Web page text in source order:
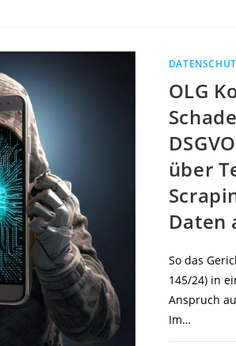
OLG
über
Daten
So das
145/24) in
Anspruch
Im…